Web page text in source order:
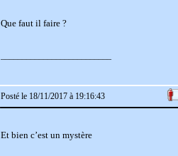
Que faut il faire ?
Posté le 18/11/2017 à 19:16:43
Et bien c’est un mystère